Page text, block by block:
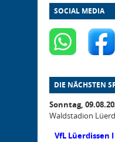
SOCIAL MEDIA
DIE NÄCHSTEN
Sonntag,
Waldstadion
VfL